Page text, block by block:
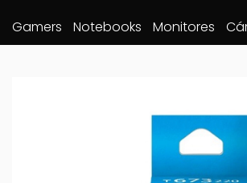
Gamers Notebooks Monitores